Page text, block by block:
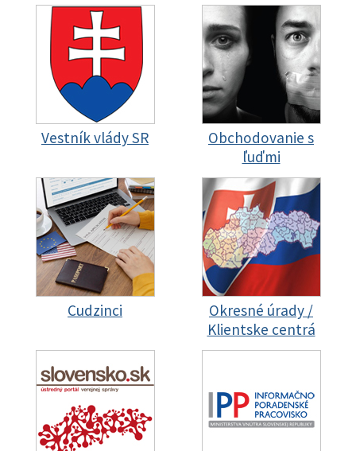
Vestník vlády SR
Obchodovanie s
ľuďmi
Cudzinci
Okresné úrady /
Klientske centrá